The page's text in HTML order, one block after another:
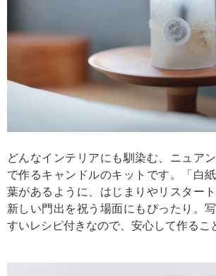
どんなインテリアにも馴染む、ニュア
で作るキャンドルのキットです。「白
葉があるように、はじまりやリスター
新しい門出を祝う場面にもぴったり。
すいレシピ付きなので、安心して作るこ